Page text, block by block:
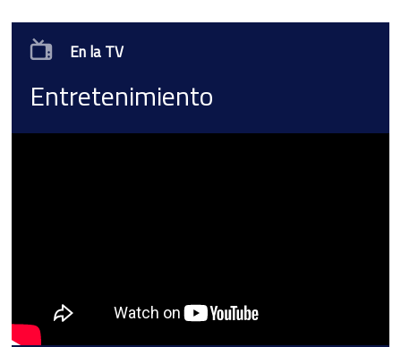
En la TV
Entretenimiento